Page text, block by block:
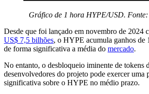
Gráfico de 1 hora HYPE/USD.
Desde que foi lançado em novembro de 2024
US$ 7,5 bilhões, o HYPE acumula ganhos de
de forma significativa a média do mercado.
No entanto, o desbloqueio iminente de tokens
desenvolvedores do projeto pode exercer uma
significativa sobre o HYPE no médio prazo.